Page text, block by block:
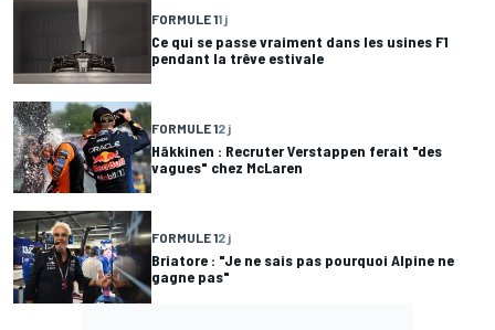
FORMULE 11 j
Ce qui se passe vraiment dans les usines F1
pendant la trêve estivale
FORMULE 12 j
Häkkinen : Recruter Verstappen ferait "des
vagues" chez McLaren
FORMULE 12 j
Briatore : "Je ne sais pas pourquoi Alpine ne
gagne pas"